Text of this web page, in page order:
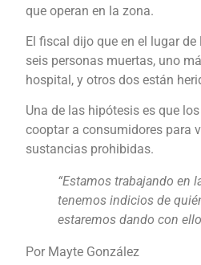
que operan en la zona.
El fiscal dijo que en el lugar
seis personas muertas, uno
hospital, y otros dos están
Una de las hipótesis es que
cooptar a consumidores para
sustancias prohibidas.
“Estamos trabajando en
tenemos indicios de
estaremos dando con
Por Mayte González